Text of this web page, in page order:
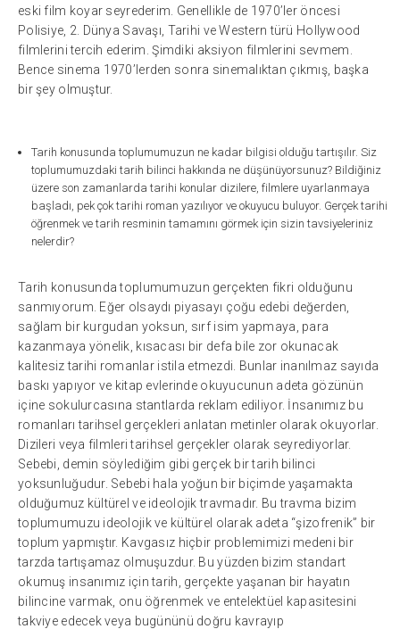
eski film koyar seyrederim. Genellikle de 1970’ler öncesi
Polisiye, 2. Dünya Savaşı, Tarihi ve Western türü Hollywood
filmlerini tercih ederim. Şimdiki aksiyon filmlerini sevmem.
Bence sinema 1970’lerden sonra sinemalıktan çıkmış, başka
bir şey olmuştur.
Tarih konusunda toplumumuzun ne kadar bilgisi olduğu tartışılır. Siz
toplumumuzdaki tarih bilinci hakkında ne düşünüyorsunuz? Bildiğiniz
üzere son zamanlarda tarihi konular dizilere, filmlere uyarlanmaya
başladı, pek çok tarihi roman yazılıyor ve okuyucu buluyor. Gerçek tarihi
öğrenmek ve tarih resminin tamamını görmek için sizin tavsiyeleriniz
nelerdir?
Tarih konusunda toplumumuzun gerçekten fikri olduğunu
sanmıyorum. Eğer olsaydı piyasayı çoğu edebi değerden,
sağlam bir kurgudan yoksun, sırf isim yapmaya, para
kazanmaya yönelik, kısacası bir defa bile zor okunacak
kalitesiz tarihi romanlar istila etmezdi. Bunlar inanılmaz sayıda
baskı yapıyor ve kitap evlerinde okuyucunun adeta gözünün
içine sokulurcasına stantlarda reklam ediliyor. İnsanımız bu
romanları tarihsel gerçekleri anlatan metinler olarak okuyorlar.
Dizileri veya filmleri tarihsel gerçekler olarak seyrediyorlar.
Sebebi, demin söylediğim gibi gerçek bir tarih bilinci
yoksunluğudur. Sebebi hala yoğun bir biçimde yaşamakta
olduğumuz kültürel ve ideolojik travmadır. Bu travma bizim
toplumumuzu ideolojik ve kültürel olarak adeta “şizofrenik” bir
toplum yapmıştır. Kavgasız hiçbir problemimizi medeni bir
tarzda tartışamaz olmuşuzdur. Bu yüzden bizim standart
okumuş insanımız için tarih, gerçekte yaşanan bir hayatın
bilincine varmak, onu öğrenmek ve entelektüel kapasitesini
takviye edecek veya bugününü doğru kavrayıp